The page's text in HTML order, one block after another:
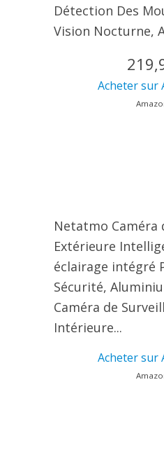
Détection Des
Vision Nocturne,
Acheter sur
Netatmo Caméra
Extérieure
éclairage intégré
Sécurité,
Caméra de
Intérieure...
Acheter sur